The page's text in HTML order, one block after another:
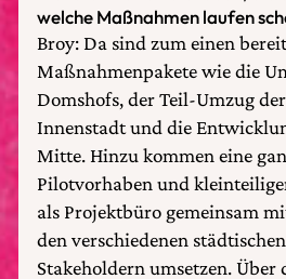
welche Maßnahmen laufen
Broy: Da sind zum einen
Maßnahmenpakete wie die
Domshofs, der Teil-Umzug
Innenstadt und die
Mitte. Hinzu kommen eine
Pilotvorhaben und
als Projektbüro gemeinsam
den verschiedenen
Stakeholdern umsetzen. Über